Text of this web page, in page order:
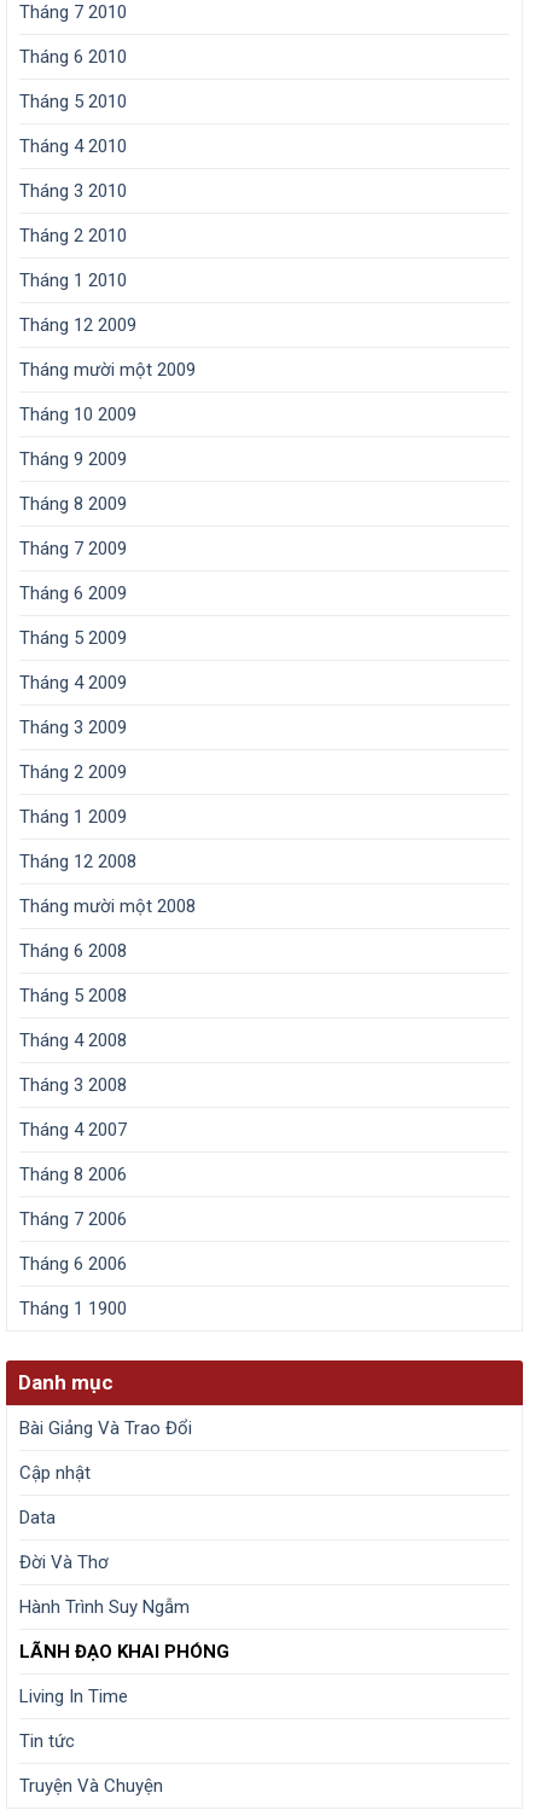
Tháng 7 2010
Tháng 6 2010
Tháng 5 2010
Tháng 4 2010
Tháng 3 2010
Tháng 2 2010
Tháng 1 2010
Tháng 12 2009
Tháng mười một 2009
Tháng 10 2009
Tháng 9 2009
Tháng 8 2009
Tháng 7 2009
Tháng 6 2009
Tháng 5 2009
Tháng 4 2009
Tháng 3 2009
Tháng 2 2009
Tháng 1 2009
Tháng 12 2008
Tháng mười một 2008
Tháng 6 2008
Tháng 5 2008
Tháng 4 2008
Tháng 3 2008
Tháng 4 2007
Tháng 8 2006
Tháng 7 2006
Tháng 6 2006
Tháng 1 1900
Danh mục
Bài Giảng Và Trao Đổi
Cập nhật
Data
Đời Và Thơ
Hành Trình Suy Ngẫm
LÃNH ĐẠO KHAI PHÓNG
Living In Time
Tin tức
Truyện Và Chuyện